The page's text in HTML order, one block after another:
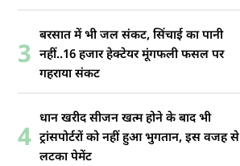
3
बरसात में भी जल संकट, सिंचाई का पानी
नहीं..16 हजार हेक्टेयर मूंगफली फसल पर
गहराया संकट
4
धान खरीद सीजन खत्म होने के बाद भी
ट्रांसपोर्टरों को नहीं हुआ भुगतान, इस वजह से
लटका पेमेंट